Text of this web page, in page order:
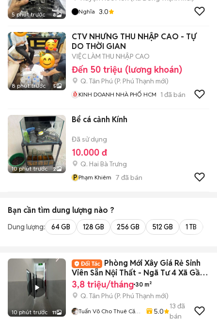
5 phút trước 8 Nghĩa 3.0
8 phút trước 5
CTV NHƯNG THU NHẬP CAO - TỰ
DO THỜI GIAN
VIỆC LÀM THU NHẬP CAO
Đến 50 triệu (lương khoán)
Q. Tân Phú (P. Phú Thạnh mới)
KINH DOANH NHÀ PHỐ HCM 1 đã bán
10 phút trước 2
Bể cá cảnh Kính
Đã sử dụng
10.000 đ
Q. Hai Bà Trưng
P Phạm Khiêm 7 đã bán
Bạn cần tìm dung lượng nào ?
Dung lượng: 64 GB 128 GB 256 GB 512 GB 1 TB
10 phút trước 11
Phòng Mới Xây Giá Rẻ Sinh
Viên Sẵn Nội Thất - Ngã Tư 4 Xã Gần
ĐH VUH
3,8 triệu/tháng 30 m²
Q. Tân Phú (P. Phú Thạnh mới)
Tuấn Võ Cho Thuê Căn
5.0
13 đã
bán